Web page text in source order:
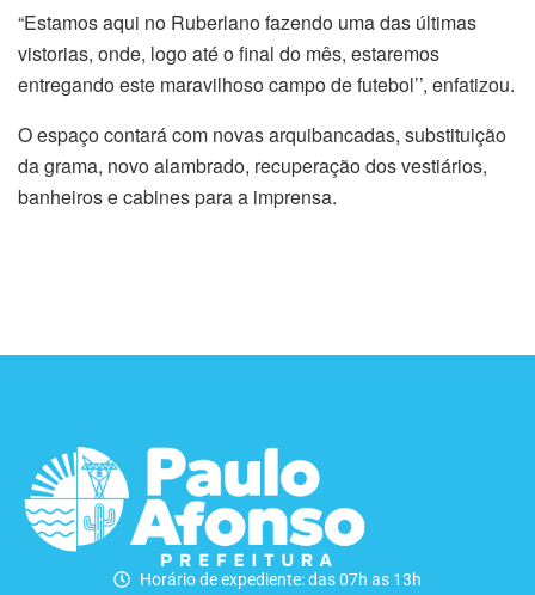
“Estamos aqui no Ruberlano fazendo uma das últimas
vistorias, onde, logo até o final do mês, estaremos
entregando este maravilhoso campo de futebol’’, enfatizou.
O espaço contará com novas arquibancadas, substituição
da grama, novo alambrado, recuperação dos vestiários,
banheiros e cabines para a imprensa.
Horário de expediente: das 07h as 13h